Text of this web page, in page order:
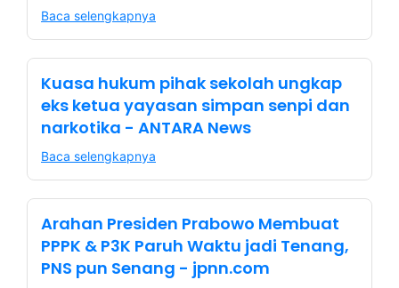
Baca selengkapnya
Kuasa hukum pihak sekolah ungkap
eks ketua yayasan simpan senpi dan
narkotika - ANTARA News
Baca selengkapnya
Arahan Presiden Prabowo Membuat
PPPK & P3K Paruh Waktu jadi Tenang,
PNS pun Senang - jpnn.com